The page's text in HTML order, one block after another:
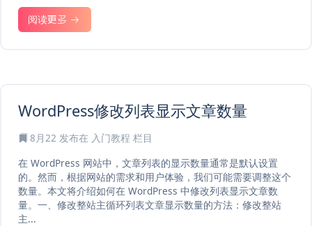
阅读更多
WordPress修改列表显示文章数量
8月22 发布在 入门教程 栏目
在 WordPress 网站中，文章列表的显示数量通常是默认设置
的。然而，根据网站的需求和用户体验，我们可能需要调整这个
数量。本文将介绍如何在 WordPress 中修改列表显示文章数
量。一、修改整站主循环列表文章显示数量的方法：修改整站
主...